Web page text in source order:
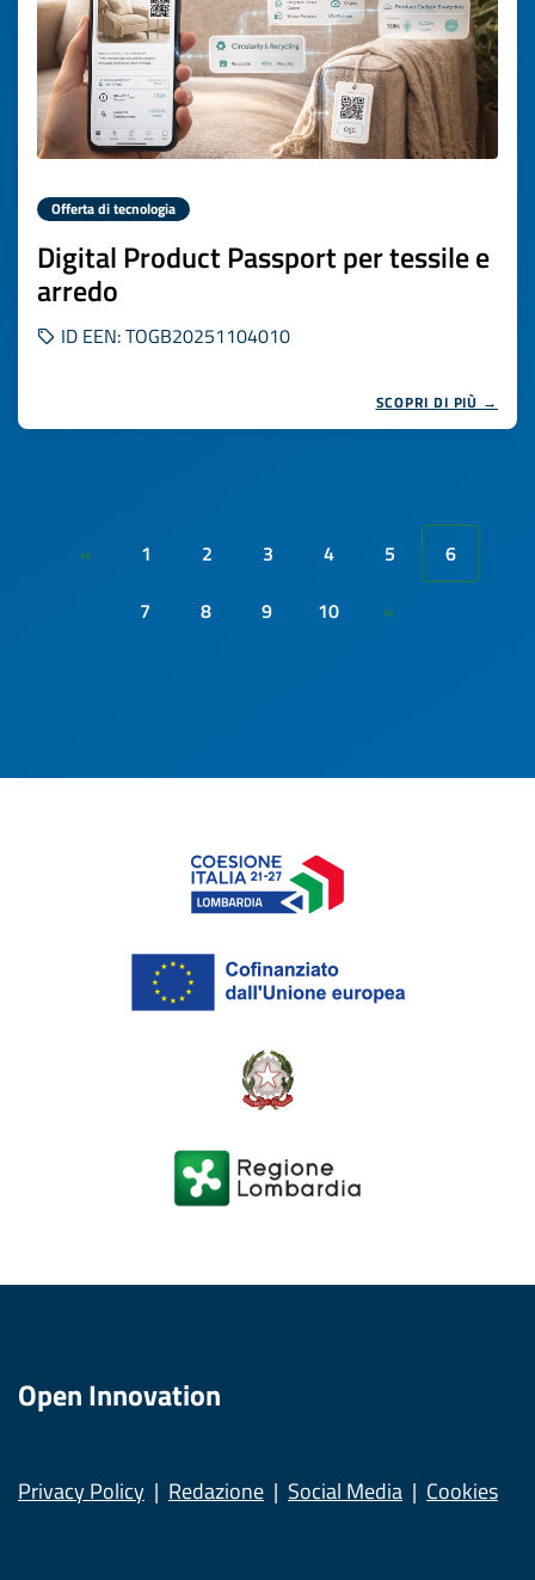
Offerta di tecnologia
Digital Product Passport per tessile e
arredo
ID EEN: TOGB20251104010
SCOPRI DI PIÙ →
« 1 2 3 4 5
6
7
8 9 10 »
Open Innovation
Privacy Policy Redazione Social Media Cookies